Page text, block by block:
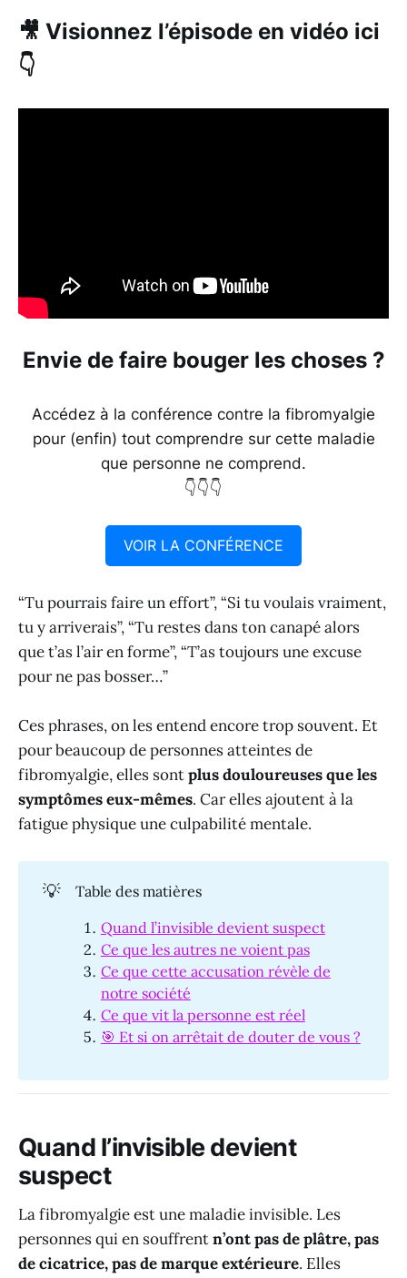
🎥 Visionnez l’épisode en vidéo ici
👇
Envie de faire bouger les choses ?
Accédez à la conférence contre la fibromyalgie
pour (enfin) tout comprendre sur cette maladie
que personne ne comprend.
👇👇👇
VOIR LA CONFÉRENCE
“Tu pourrais faire un effort”, “Si tu voulais vraiment,
tu y arriverais”, “Tu restes dans ton canapé alors
que t’as l’air en forme”, “T’as toujours une excuse
pour ne pas bosser…”
Ces phrases, on les entend encore trop souvent. Et
pour beaucoup de personnes atteintes de
fibromyalgie, elles sontplus douloureuses que les
symptômes eux-mêmes. Car elles ajoutent à la
fatigue physique une culpabilité mentale.
💡 Table des matières
Quand l’invisible devient suspect
Ce que les autres ne voient pas
Ce que cette accusation révèle de
notre société
Ce que vit la personne est réel
🎯 Et si on arrêtait de douter de vous ?
Quand l’invisible devient
suspect
La fibromyalgie est une maladie invisible. Les
personnes qui en souffrentn’ont pas de plâtre, pas
de cicatrice, pas de marque extérieure. Elles